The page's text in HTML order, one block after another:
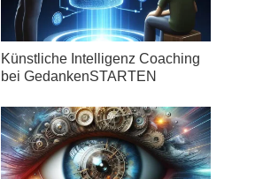
Künstliche Intelligenz Coaching
bei GedankenSTARTEN